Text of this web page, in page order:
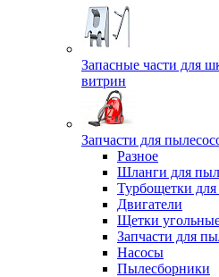
Запасные части для
витрин
Запчасти для
Разное
Шланги для
Турбощетки
Двигатели
Щетки
Запчасти для
Насосы
Пылесборники